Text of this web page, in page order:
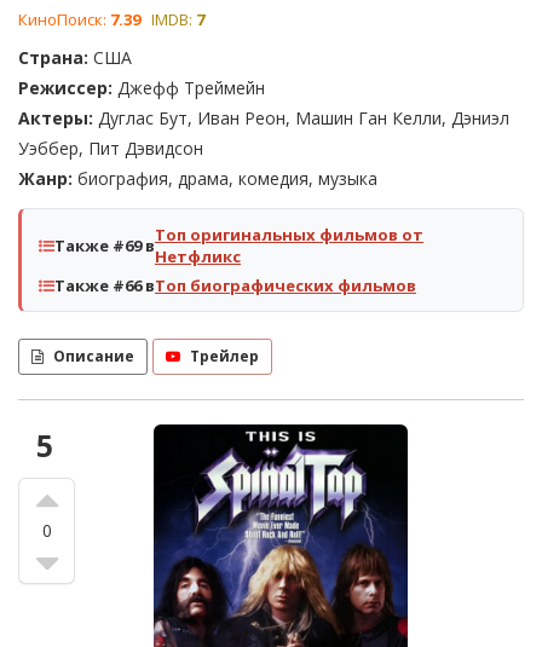
КиноПоиск: 7.39 IMDB: 7
Страна: США
Режиссер: Джефф Треймейн
Актеры: Дуглас Бут, Иван Реон, Машин Ган Келли, Дэниэл
Уэббер, Пит Дэвидсон
Жанр: биография, драма, комедия, музыка
Также #69 вТоп оригинальных фильмов от
Нетфликс
Также #66 вТоп биографических фильмов
Описание Трейлер
5
0